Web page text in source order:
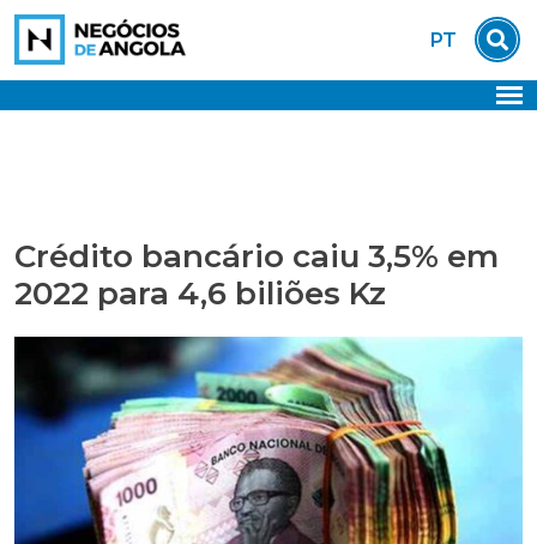
Skip
content
PT
Crédito bancário caiu 3,5% em
2022 para 4,6 biliões Kz